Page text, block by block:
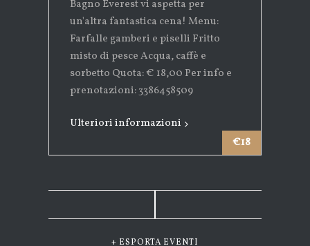
€18
Bagno Everest vi aspetta per
un'altra fantastica cena! Menu:
Farfalle gamberi e piselli Fritto
misto di pesce Acqua, caffè e
sorbetto Quota: € 18,00 Per info e
prenotazioni: 3386458509
Ulteriori informazioni
+ ESPORTA EVENTI